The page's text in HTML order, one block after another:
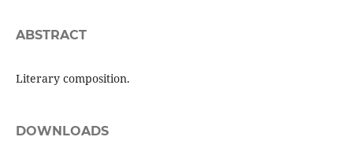
ABSTRACT
Literary composition.
DOWNLOADS